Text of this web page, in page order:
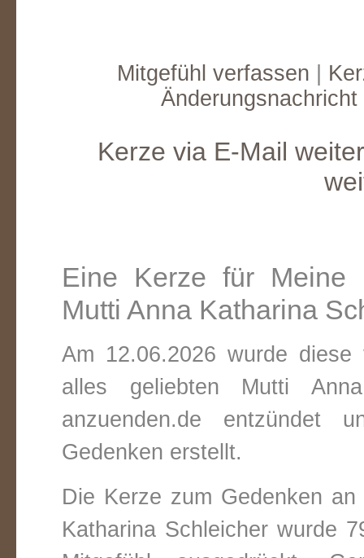
Mitgefühl verfassen
Kerze via E-Mail
Eine Kerze für Meine
Mutti Anna Katharina
Am 12.06.2026 wurde
alles geliebten Mutti
anzuenden.de entzündet
Gedenken erstellt.
Die Kerze zum Gedenken
Katharina Schleicher wurde